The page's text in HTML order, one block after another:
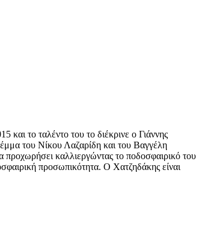
το ταλέντο του το διέκρινε ο Γιάννης
του Νίκου Λαζαρίδη και του Βαγγέλη
προχωρήσει καλλιεργώντας το ποδοσφαιρικό του
προσωπικότητα. Ο Χατζηδάκης είναι